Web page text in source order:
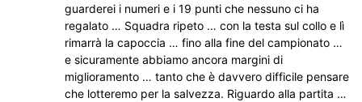
guarderei i numeri e i 19 punti che nessuno ci ha
regalato … Squadra ripeto … con la testa sul collo e lì
rimarrà la capoccia … fino alla fine del campionato …
e sicuramente abbiamo ancora margini di
miglioramento … tanto che è davvero difficile pensare
che lotteremo per la salvezza. Riguardo alla partita …